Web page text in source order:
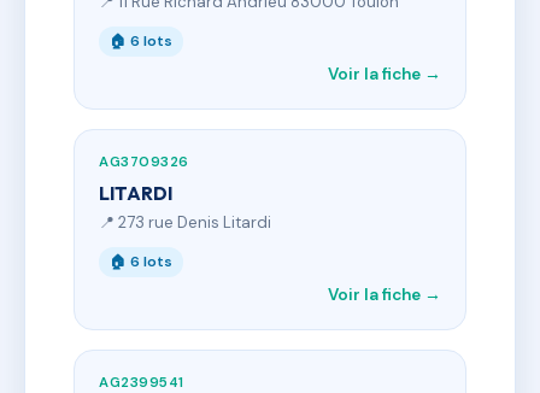
🏠 6 lots
Voir la fiche →
AG3709326
LITARDI
📍 273 rue Denis Litardi
🏠 6 lots
Voir la fiche →
AG2399541